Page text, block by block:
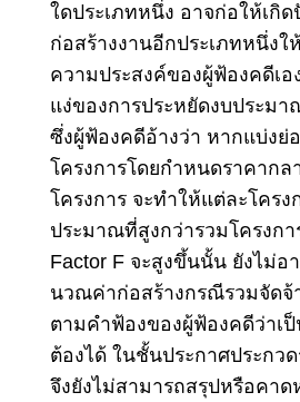
ใดประเภทหนึ่ง อาจก่อให้เกิ
ก่อสร้างงานอีกประเภทหนึ่งใ
ความประสงค์ของผู้ฟ้องคดีเ
แง่ของการประหยัดงบประม
ซึ่งผู้ฟ้องคดีอ้างว่า หากแบ่งย่
โครงการโดยกําหนดราคากล
โครงการ จะทําให้แต่ละโครง
ประมาณที่สูงกว่ารวมโครงกา
Factor F จะสูงขึ้นนั้น ยังไม่อ
นวณค่าก่อสร้างกรณีรวมจัดจ้า
ตามคําฟ้องของผู้ฟ้องคดีว่าเ
ต้องได้ ในชั้นประกาศประกว
จึงยังไม่สามารถสรุปหรือคาด